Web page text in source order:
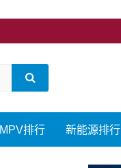
MPV排行 新能源排行